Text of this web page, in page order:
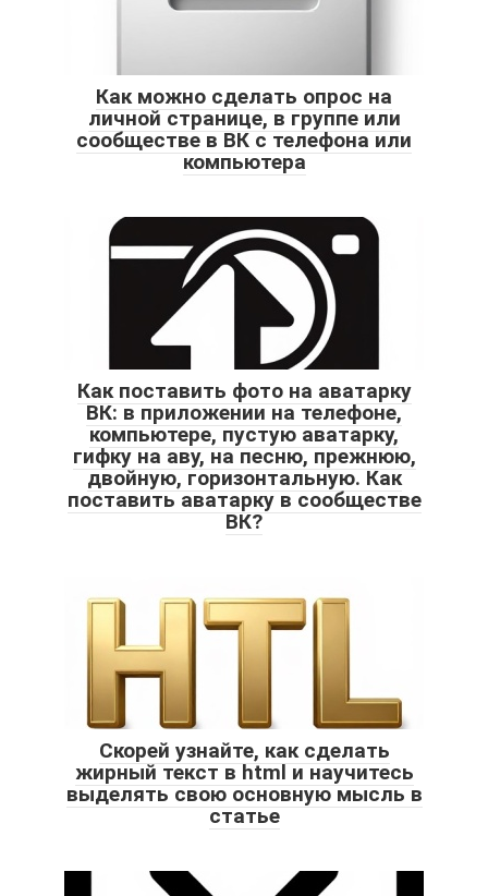
Как можно сделать опрос на
личной странице, в группе или
сообществе в ВК с телефона или
компьютера
Как поставить фото на аватарку
ВК: в приложении на телефоне,
компьютере, пустую аватарку,
гифку на аву, на песню, прежнюю,
двойную, горизонтальную. Как
поставить аватарку в сообществе
ВК?
Скорей узнайте, как сделать
жирный текст в html и научитесь
выделять свою основную мысль в
статье